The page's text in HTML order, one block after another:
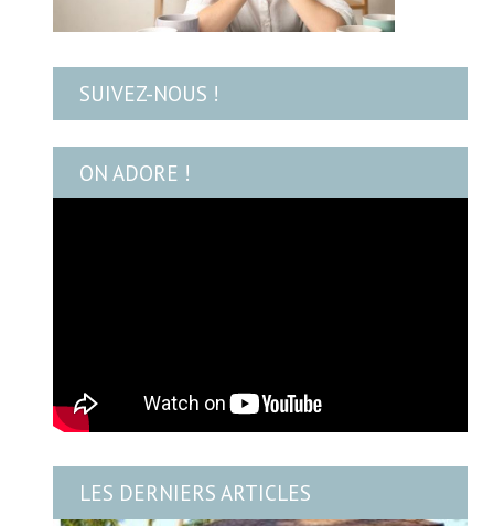
SUIVEZ-NOUS !
ON ADORE !
LES DERNIERS ARTICLES